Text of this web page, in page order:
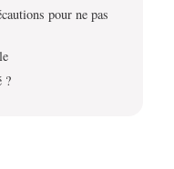
pour ne pas
?